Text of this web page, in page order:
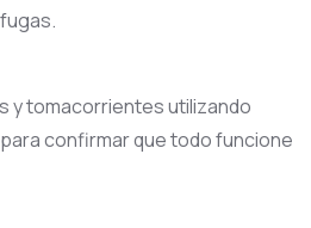
y tomacorrientes utilizando
confirmar que todo funcione